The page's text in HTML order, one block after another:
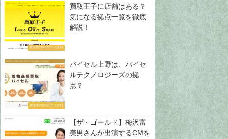
買取専門店の口コミ評判
買取王子に店舗はある？
気になる拠点一覧を徹底
解説！
買取専門店の口コミ評判
バイセル上野は、バイセ
ルテクノロジーズの拠
点？
【ザ・ゴールド】梅沢富
美男さんが出演するCMを